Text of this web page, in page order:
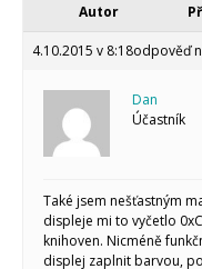
Autor
4.10.2015 v 8:18odpověď
Dan
Účastník
Také jsem nešťastným
displeje mi to vyčetlo
knihoven. Nicméně
displej zaplnit barvou,